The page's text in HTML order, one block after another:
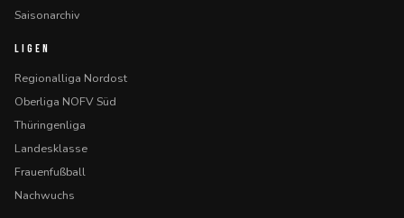
Saisonarchiv
LIGEN
Regionalliga Nordost
Oberliga NOFV Süd
Thüringenliga
Landesklasse
Frauenfußball
Nachwuchs